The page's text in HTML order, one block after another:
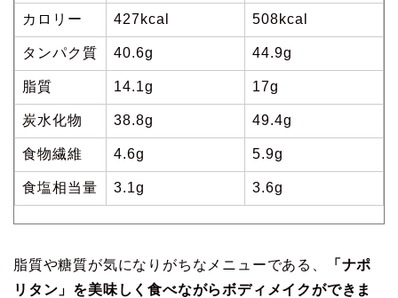
カロリー 427kcal 508kcal
タンパク質 40.6g 44.9g
脂質 14.1g 17g
炭水化物 38.8g 49.4g
食物繊維 4.6g 5.9g
食塩相当量 3.1g 3.6g
脂質や糖質が気になりがちなメニューである、
「ナポ
リタン」を美味しく食べながらボディメイクができま